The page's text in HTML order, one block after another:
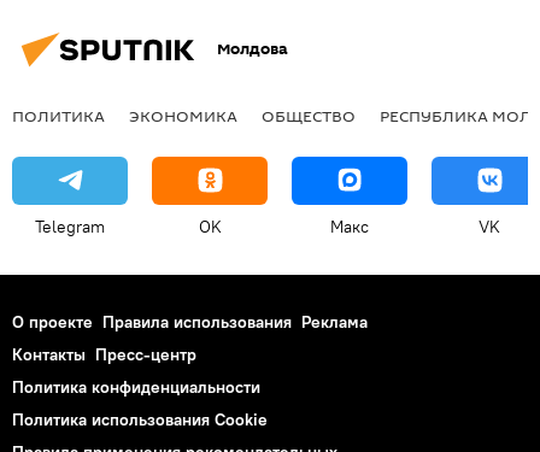
Молдова
ПОЛИТИКА ЭКОНОМИКА ОБЩЕСТВО РЕСПУБЛИКА
Telegram OK Макс VK
О проекте Правила использования Реклама
Контакты Пресс-центр
Политика конфиденциальности
Политика использования Cookie